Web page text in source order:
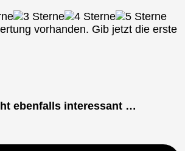
vorhanden. Gib jetzt die erste
ebenfalls interessant …